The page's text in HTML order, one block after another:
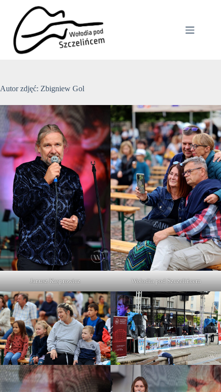
Autor zdjęć: Zbigniew Gol
Janusz Kasprowicz Wołodia pod Szczelińcem